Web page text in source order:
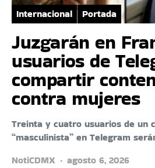
Internacional Portada
Juzgarán en
usuarios de
compartir
contra mujeres
Treinta y cuatro usuarios de un
“masculinista” en Telegram
NotiCDMX
agosto 6, 2026